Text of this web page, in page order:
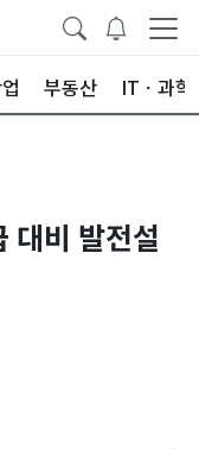
부동산 ITㆍ과학
대비 발전설